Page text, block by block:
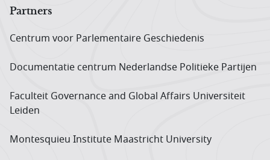
Partners
Centrum voor Parlementaire Geschiedenis
Documentatie centrum Neder­landse Politieke Partijen
Faculteit Governance and Global Affairs Universiteit
Leiden
Montesquieu Institute Maastricht University